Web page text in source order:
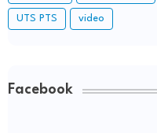
UTS PTS video
Facebook